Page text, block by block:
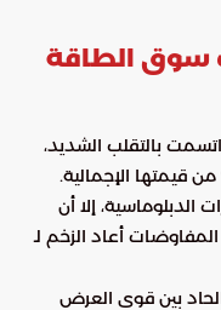
سوق الطاقة
بالتقلب الشديد،
الأسعار خلالها أكثر من 5.6% من قيمتها الإجمالية.
الدبلوماسية، إلا أن
أعاد الزخم لـ
بين قوى العرض